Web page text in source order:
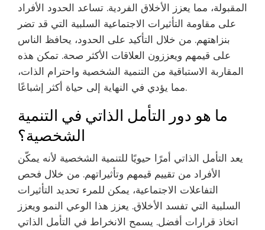
المقبولة، مما يعزز الأخلاق الفردية. تساعد الحدود الأفراد
على مقاومة التأثيرات الاجتماعية السلبية التي قد تضر
بنزاهتهم. من خلال التأكيد على الحدود، يحافظ الناس
على قيمهم ويعززون العلاقات الأكثر صحة. تمكن هذه
المقاربة الاستباقية من التنمية الشخصية واحترام الذات،
مما يؤدي في النهاية إلى حياة أكثر إشباعًا.
ما هو دور التأمل الذاتي في التنمية
الشخصية؟
يعد التأمل الذاتي أمرًا حيويًا للتنمية الشخصية لأنه يمكّن
الأفراد من تقييم قيمهم وتأثيراتهم. من خلال فحص
التفاعلات الاجتماعية، يمكن للمرء تحديد التأثيرات
السلبية التي تفسد الأخلاق. يعزز هذا الوعي النمو ويعزز
اتخاذ قرارات أفضل. يسمح الانخراط في التأمل الذاتي